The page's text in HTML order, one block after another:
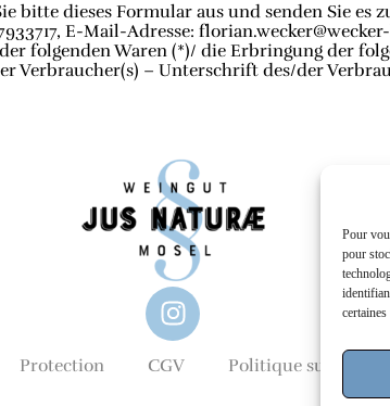
Pour
pour
dieses Formular aus und senden Sie es
E-Mail-Adresse:
folgenden Waren (*)/ die Erbringung der
Verbraucher(s) – Unterschrift des/der
Protection CGV Politique sur les